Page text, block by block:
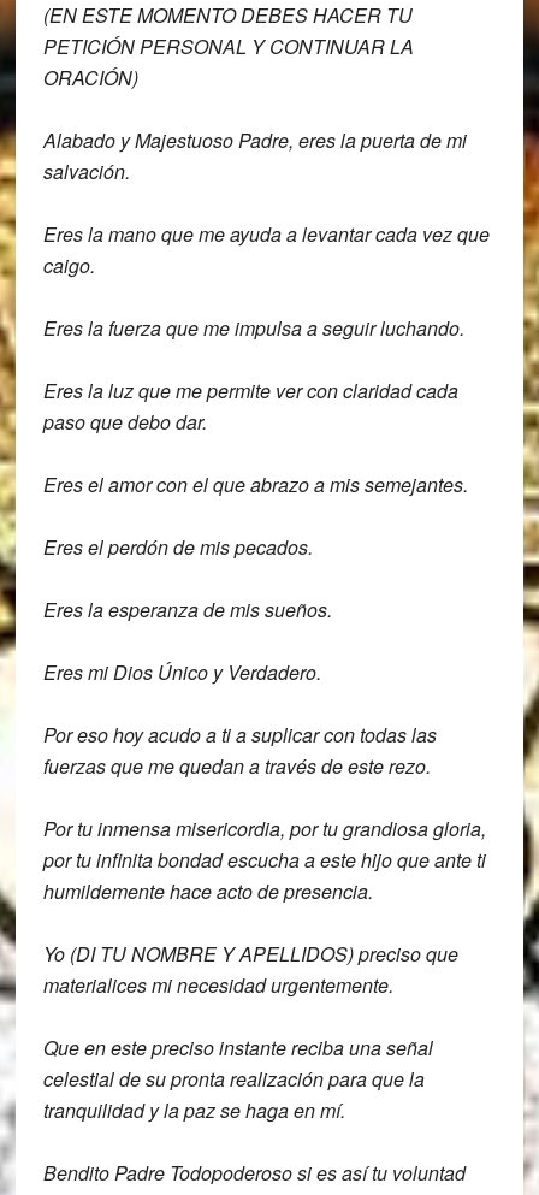
(EN ESTE MOMENTO DEBES HACER TU
PETICIÓN PERSONAL Y CONTINUAR LA
ORACIÓN)
Alabado y Majestuoso Padre, eres la puerta de mi
salvación.
Eres la mano que me ayuda a levantarcada vez que
caigo.
Eres la fuerza que me impulsa a seguirluchando.
Eres la luz que me permite ver conclaridad cada
paso que debo dar.
Eres el amor con el que abrazo a missemejantes.
Eres el perdón de mis pecados.
Eres la esperanza de mis sueños.
Eres mi Dios Único y Verdadero.
Por eso hoy acudo a ti a suplicar contodas las
fuerzas que me quedan a travésde este rezo.
Por tu inmensa misericordia, por tugrandiosa gloria,
por tu infinita bondadescucha a este hijo que ante ti
humildemente hace acto de presencia.
Yo (DI TU NOMBRE Y APELLIDOS)preciso que
materialices mi necesidadurgentemente.
Que en este preciso instante reciba unaseñal
celestial de su pronta realizaciónpara que la
tranquilidad y la paz sehaga en mí.
Bendito Padre Todopoderoso si es asítu voluntad